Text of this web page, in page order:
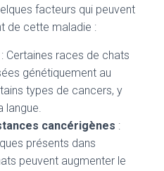
facteurs qui peuvent
de cette maladie :
: Certaines races de chats
génétiquement au
types de cancers, y
langue.
cancérigènes :
présents dans
peuvent augmenter le